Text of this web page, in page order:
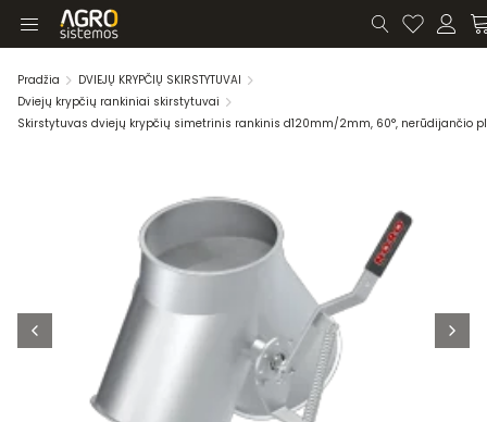
Pradžia
DVIEJŲ KRYPČIŲ SKIRSTYTUVAI
Dviejų krypčių rankiniai skirstytuvai
Skirstytuvas dviejų krypčių simetrinis rankinis d120mm/2mm, 60°, nerūdijančio